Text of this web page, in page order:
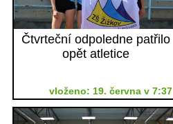
Čtvrteční odpoledne patřilo
opět atletice
vloženo: 19. června v 7:37